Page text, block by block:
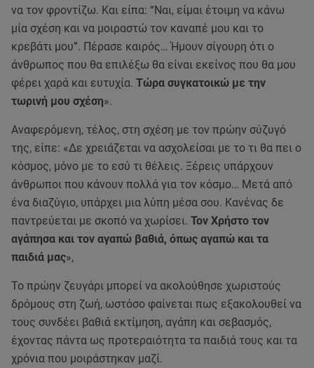
να τον φροντίζω. Και είπα: “Ναι, είμαι έτοιμη να κάνω
μία σχέση και να μοιραστώ τον καναπέ μου και το
κρεβάτι μου”. Πέρασε καιρός… Ήμουν σίγουρη ότι ο
άνθρωπος που θα επιλέξω θα είναι εκείνος που θα μου
φέρει χαρά και ευτυχία. Τώρα συγκατοικώ με την
τωρινή μου σχέση».
Αναφερόμενη, τέλος, στη σχέση με τον πρώην σύζυγό
της, είπε: «Δε χρειάζεται να ασχολείσαι με το τι θα πει ο
κόσμος, μόνο με το εσύ τι θέλεις. Ξέρεις υπάρχουν
άνθρωποι που κάνουν πολλά για τον κόσμο… Μετά από
ένα διαζύγιο, υπάρχει μια λύπη μέσα σου. Κανένας δε
παντρεύεται με σκοπό να χωρίσει. Τον Χρήστο τον
αγάπησα και τον αγαπώ βαθιά, όπως αγαπώ και τα
παιδιά μας»,
Το πρώην ζευγάρι μπορεί να ακολούθησε χωριστούς
δρόμους στη ζωή, ωστόσο φαίνεται πως εξακολουθεί να
τους συνδέει βαθιά εκτίμηση, αγάπη και σεβασμός,
έχοντας πάντα ως προτεραιότητα τα παιδιά τους και τα
χρόνια που μοιράστηκαν μαζί.